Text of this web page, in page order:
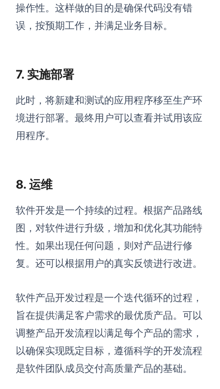
操作性。这样做的目的是确保代码没有错
误，按预期工作，并满足业务目标。
7. 实施部署
此时，将新建和测试的应用程序移至生产环
境进行部署。最终用户可以查看并试用该应
用程序。
8. 运维
软件开发是一个持续的过程。根据产品路线
图，对软件进行升级，增加和优化其功能特
性。如果出现任何问题，则对产品进行修
复。还可以根据用户的真实反馈进行改进。
软件产品开发过程是一个迭代循环的过程，
旨在提供满足客户需求的最优质产品。可以
调整产品开发流程以满足每个产品的需求，
以确保实现既定目标，遵循科学的开发流程
是软件团队成员交付高质量产品的基础。